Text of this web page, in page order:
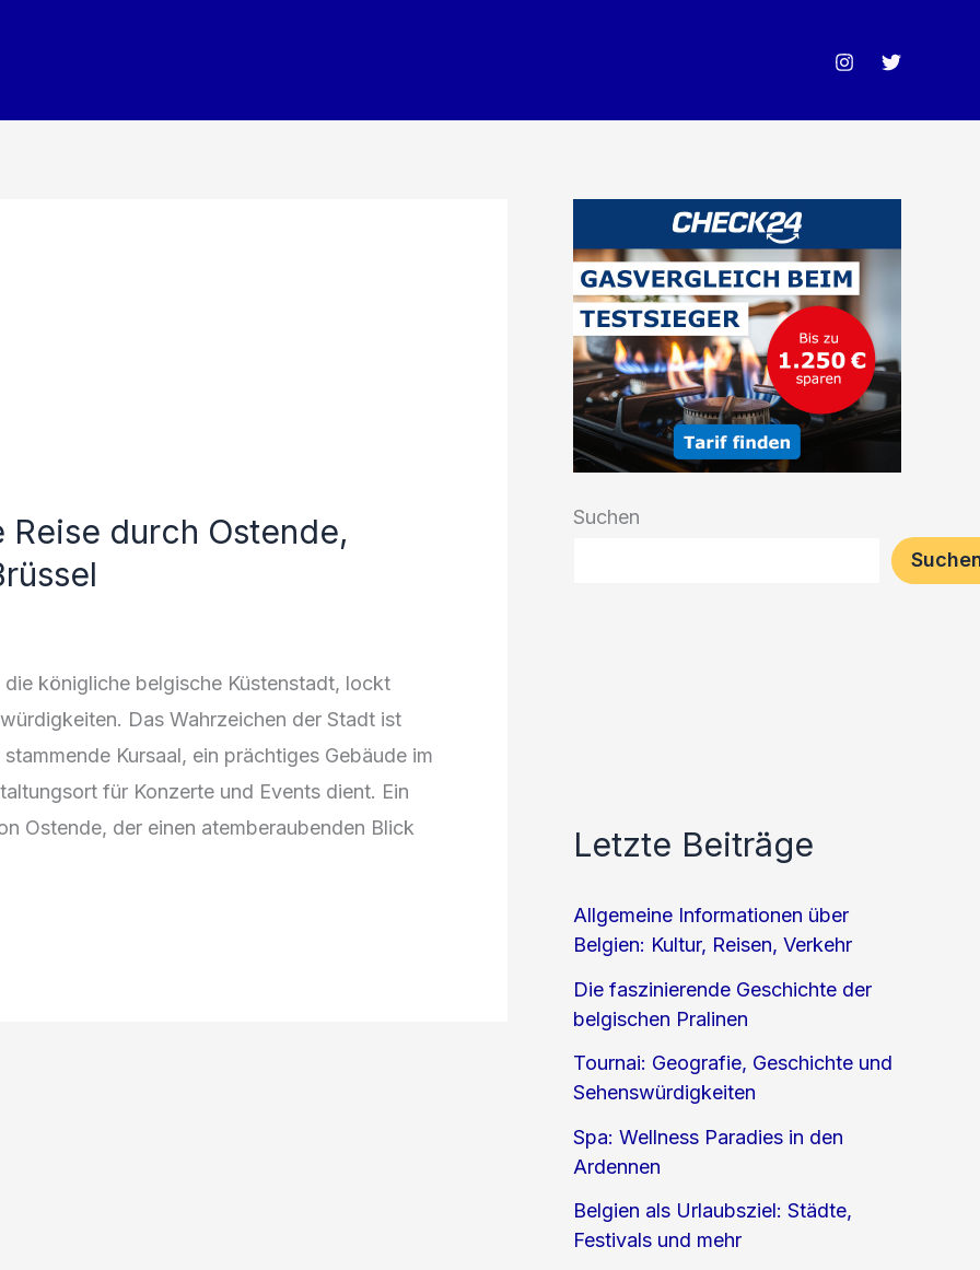
durch Ostende,
königliche belgische Küstenstadt, lockt
Das Wahrzeichen der Stadt ist
Kursaal, ein prächtiges Gebäude im
für Konzerte und Events dient. Ein
Ostende, der einen atemberaubenden Blick
Suchen
Letzte Beiträge
Allgemeine Informationen über
Belgien: Kultur, Reisen, Verkehr
Die faszinierende Geschichte der
belgischen Pralinen
Tournai: Geografie, Geschichte und
Sehenswürdigkeiten
Spa: Wellness Paradies in den
Ardennen
Belgien als Urlaubsziel: Städte,
Festivals und mehr